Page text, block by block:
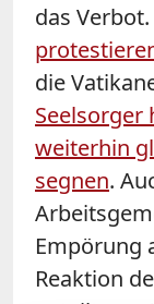
das
die
Seelsorger
weiterhin
segnen.
Empörung
Reaktion